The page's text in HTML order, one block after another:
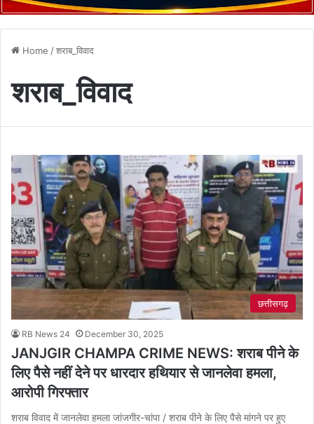
Home /शराब_विवाद
शराब_विवाद
छत्तीसगढ़
RB News 24 December 30, 2025
JANJGIR CHAMPA CRIME NEWS: शराब पीने के
लिए पैसे नहीं देने पर धारदार हथियार से जानलेवा हमला,
आरोपी गिरफ्तार
शराब विवाद में जानलेवा हमला जांजगीर-चांपा / शराब पीने के लिए पैसे मांगने पर हुए